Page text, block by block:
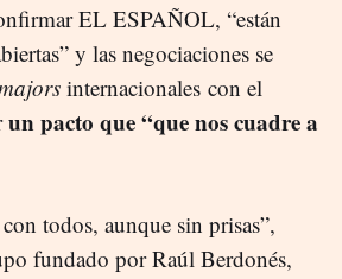
EL ESPAÑOL, “están
y las negociaciones se
internacionales con el
un pacto que “que nos cuadre a
todos, aunque sin prisas”,
fundado por Raúl Berdonés,